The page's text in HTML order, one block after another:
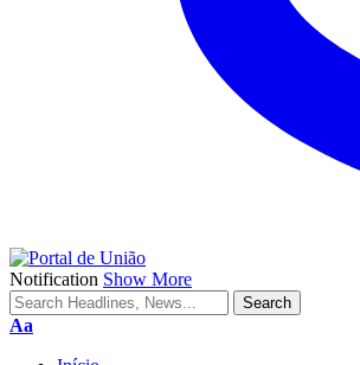
Notification Show More
Aa